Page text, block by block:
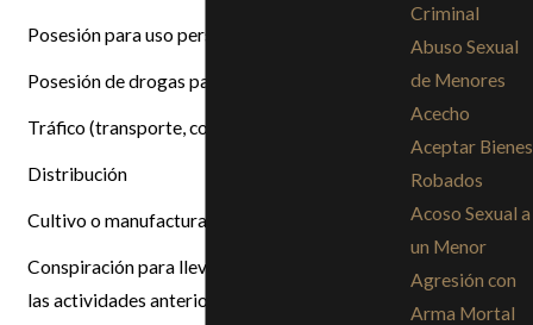
Posesión para uso personal
Posesión de drogas para venta
Tráfico (transporte, compra, venta)
Distribución
Cultivo o manufactura
Conspiración para llevar a cabo cualquiera de
las actividades anteriores.
Criminal
Abuso Sexual
de Menores
Acecho
Aceptar Bienes
Robados
Acoso Sexual a
un Menor
Agresión con
Arma Mortal